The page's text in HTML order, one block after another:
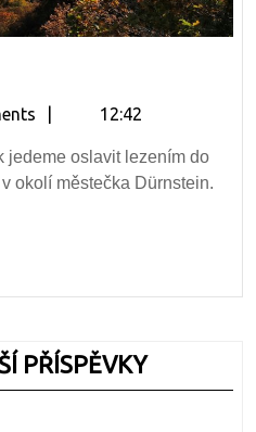
12:42
jedeme oslavit lezením do
okolí městečka Dürnstein.
PŘÍSPĚVKY